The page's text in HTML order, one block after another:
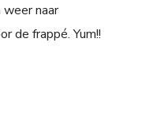
weer naar
de frappé. Yum!!